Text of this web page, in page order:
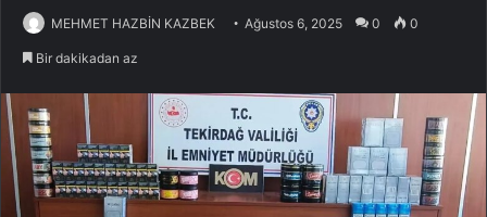
MEHMET HAZBİN KAZBEK Ağustos 6, 2025 0 0
Bir dakikadan az